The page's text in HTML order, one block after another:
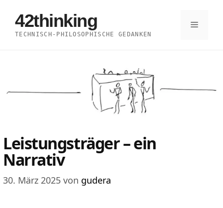
Inhalt
springen
42thinking
TECHNISCH-PHILOSOPHISCHE GEDANKEN
Menü
Leistungsträger – ein
Narrativ
30. März 2025 von gudera